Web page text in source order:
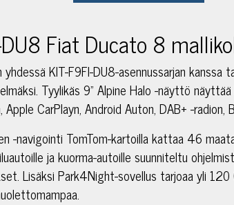
Fiat Ducato 8
KIT-F9FI-DU8-asennussarjan kanssa
Tyylikäs 9” Alpine Halo -näyttö
CarPlayn, Android Auton, DAB+ -
-navigointi TomTom-kartoilla kattaa 46
ja kuorma-autoille suunniteltu
Lisäksi Park4Night-sovellus tarjoaa yli